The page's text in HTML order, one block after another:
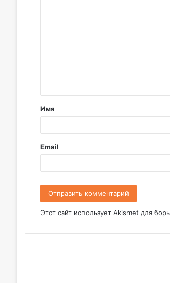
т
а
й
*
Имя
Email
Этот сайт использует Akismet для